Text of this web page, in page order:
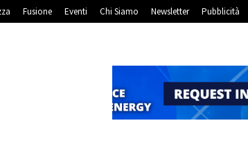
Fusione Eventi Chi Siamo Newsletter Pubblicità